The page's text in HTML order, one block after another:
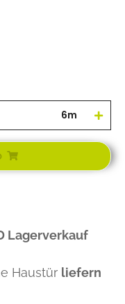
6m
Lagerverkauf
Haustür liefern